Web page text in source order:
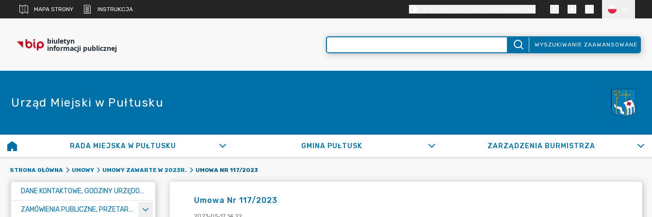
MAPA STRONY INSTRUKCJA
biuletyn
informacji publicznej WYSZUKIWANIE ZAAWANSOWANE
Urząd Miejski w Pułtusku
RADA MIEJSKA W PUŁTUSKU GMINA PUŁTUSK ZARZĄDZENIA BURMISTRZA
STRONA GŁÓWNA UMOWY UMOWY ZAWARTE W 2023R. UMOWA NR 117/2023
DANE KONTAKTOWE, GODZINY URZĘDOWANIA I NUMER KONTA BANKOWEGO
ZAMÓWIENIA PUBLICZNE, PRZETARGI, KONKURSY
Umowa Nr 117/2023